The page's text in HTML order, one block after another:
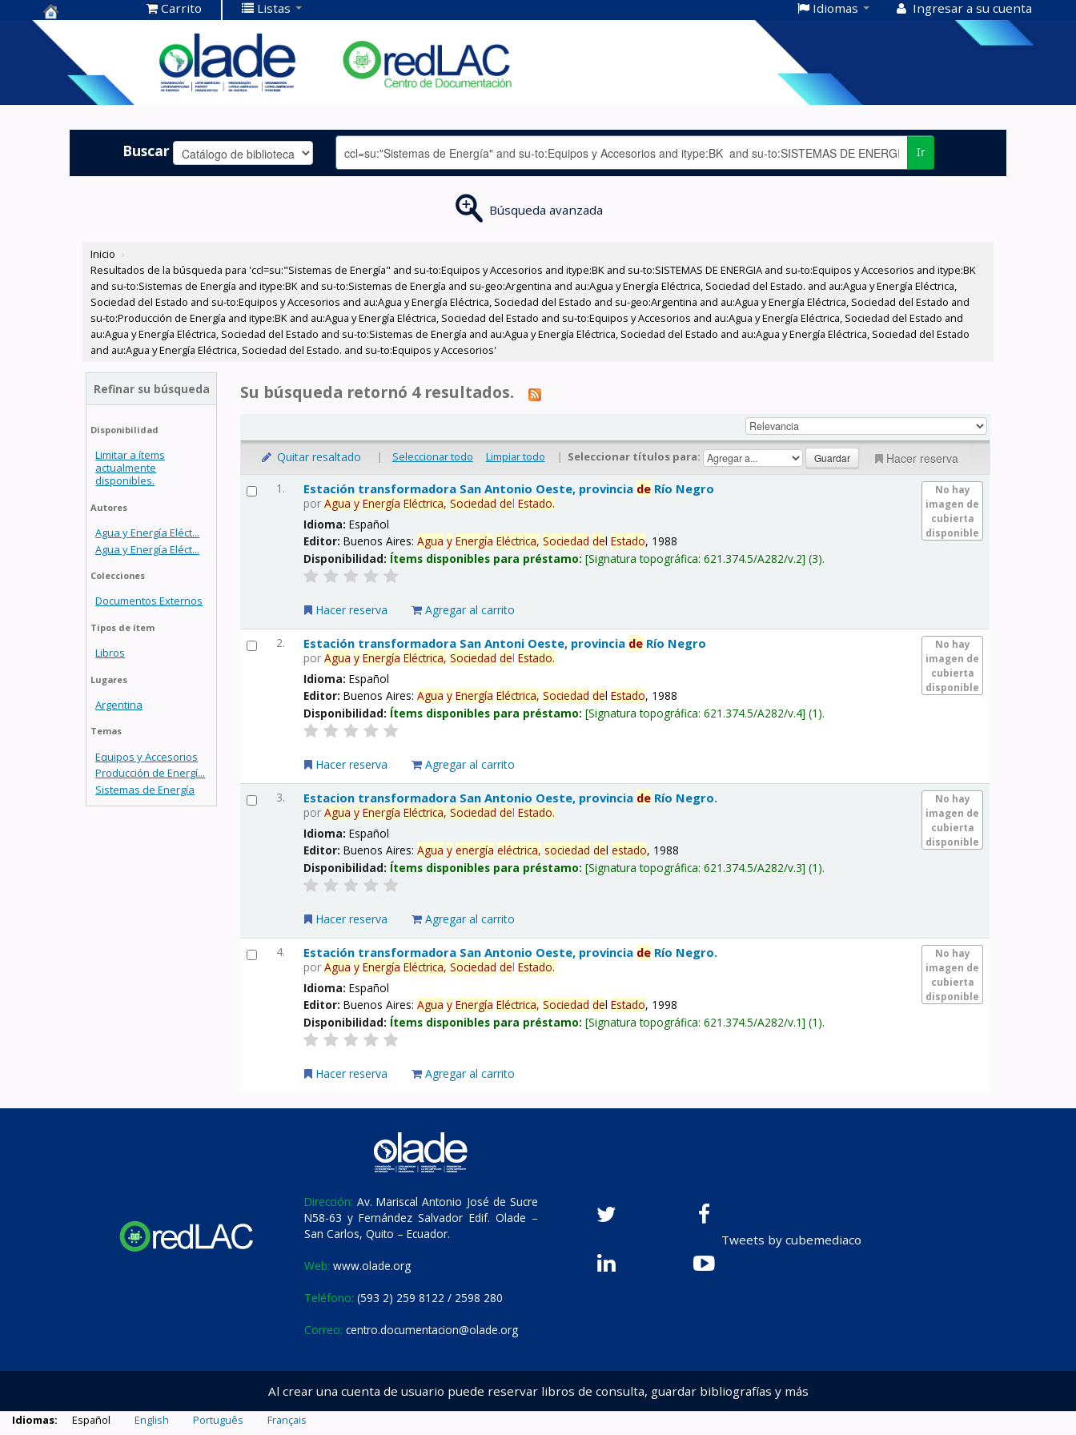
Centro de
Documentación
OLADE -
Carrito Listas Idiomas Ingresar a su cuenta
Buscar Ir
Búsqueda avanzada
Inicio ›
Resultados de la búsqueda para 'ccl=su:"Sistemas de Energía" and su-to:Equipos y Accesorios and itype:BK and su-to:SISTEMAS DE ENERGIA and su-to:Equipos y Accesorios and itype:BK
and su-to:Sistemas de Energía and itype:BK and su-to:Sistemas de Energía and su-geo:Argentina and au:Agua y Energía Eléctrica, Sociedad del Estado. and au:Agua y Energía Eléctrica,
Sociedad del Estado and su-to:Equipos y Accesorios and au:Agua y Energía Eléctrica, Sociedad del Estado and su-geo:Argentina and au:Agua y Energía Eléctrica, Sociedad del Estado and
su-to:Producción de Energía and itype:BK and au:Agua y Energía Eléctrica, Sociedad del Estado and su-to:Equipos y Accesorios and au:Agua y Energía Eléctrica, Sociedad del Estado and
au:Agua y Energía Eléctrica, Sociedad del Estado and su-to:Sistemas de Energía and au:Agua y Energía Eléctrica, Sociedad del Estado and au:Agua y Energía Eléctrica, Sociedad del Estado
and au:Agua y Energía Eléctrica, Sociedad del Estado. and su-to:Equipos y Accesorios'
Refinar su búsqueda
Disponibilidad
Limitar a ítems
actualmente
disponibles.
Autores
Agua y Energía Eléct...
Agua y Energía Eléct...
Colecciones
Documentos Externos
Tipos de ítem
Libros
Lugares
Argentina
Temas
Equipos y Accesorios
Producción de Energí...
Sistemas de Energía
Su búsqueda retornó 4 resultados.
Quitar resaltado | Seleccionar todo Limpiar todo | Seleccionar títulos para: Hacer reserva
1.
No hay
imagen de
cubierta
disponible
Estación transformadora San Antonio Oeste, provincia de Río Negro
porAgua y Energía Eléctrica, Sociedad delEstado.
Idioma:Español
Editor:Buenos Aires:Agua y Energía Eléctrica, Sociedad delEstado, 1988
Disponibilidad: Ítems disponibles para préstamo: Signatura topográfica:621.374.5/A282/v.2 (3).
Hacer reserva Agregar al carrito
2.
No hay
imagen de
cubierta
disponible
Estación transformadora San Antoni Oeste, provincia de Río Negro
porAgua y Energía Eléctrica, Sociedad delEstado.
Idioma:Español
Editor:Buenos Aires:Agua y Energía Eléctrica, Sociedad delEstado, 1988
Disponibilidad: Ítems disponibles para préstamo: Signatura topográfica:621.374.5/A282/v.4 (1).
Hacer reserva Agregar al carrito
3.
No hay
imagen de
cubierta
disponible
Estacion transformadora San Antonio Oeste, provincia de Río Negro.
porAgua y Energía Eléctrica, Sociedad delEstado.
Idioma:Español
Editor:Buenos Aires:Agua y energía eléctrica, sociedad delestado, 1988
Disponibilidad: Ítems disponibles para préstamo: Signatura topográfica:621.374.5/A282/v.3 (1).
Hacer reserva Agregar al carrito
4.
No hay
imagen de
cubierta
disponible
Estación transformadora San Antonio Oeste, provincia de Río Negro.
porAgua y Energía Eléctrica, Sociedad delEstado.
Idioma:Español
Editor:Buenos Aires:Agua y Energía Eléctrica, Sociedad delEstado, 1998
Disponibilidad: Ítems disponibles para préstamo: Signatura topográfica:621.374.5/A282/v.1 (1).
Hacer reserva Agregar al carrito
Dirección: Av. Mariscal Antonio José de Sucre
N58-63 y Fernández Salvador Edif. Olade –
San Carlos, Quito – Ecuador.
Web: www.olade.org
Teléfono: (593 2) 259 8122 / 2598 280
Correo: centro.documentacion@olade.org
Tweets by cubemediaco
Al crear una cuenta de usuario puede reservar libros de consulta, guardar bibliografías y más
Idiomas: Español English Português Français